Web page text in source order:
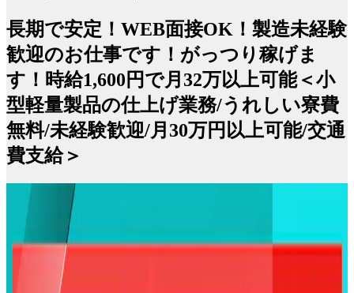
長期で安定！WEB面接OK！製造未経験
歓迎のお仕事です！がっつり稼げま
す！時給1,600円で月32万以上可能＜小
型軽量製品の仕上げ業務/うれしい寮費
無料/未経験歓迎/月30万円以上可能/交通
費支給＞